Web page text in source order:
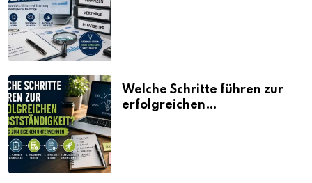
Welche Schritte führen zur
erfolgreichen